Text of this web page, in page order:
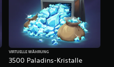
3500 Paladins-Kristalle
VIRTUELLE WÄHRUNG